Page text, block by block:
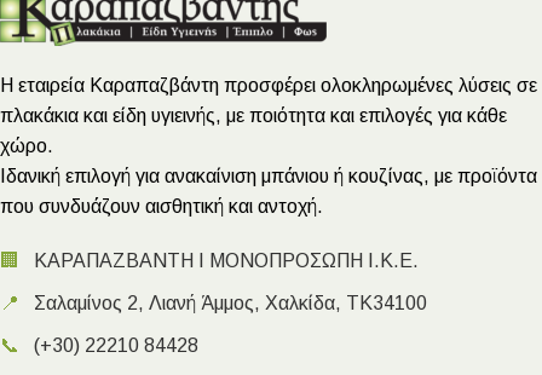
Η εταιρεία Καραπαζβάντη προσφέρει ολοκληρωμένες λύσεις σε
πλακάκια και είδη υγιεινής, με ποιότητα και επιλογές για κάθε
χώρο.
Ιδανική επιλογή για ανακαίνιση μπάνιου ή κουζίνας, με προϊόντα
που συνδυάζουν αισθητική και αντοχή.
🏢 ΚΑΡΑΠΑΖΒΑΝΤΗ Ι ΜΟΝΟΠΡΟΣΩΠΗ Ι.Κ.Ε.
📍 Σαλαμίνος 2, Λιανή Άμμος, Χαλκίδα, ΤΚ34100
📞 (+30) 22210 84428